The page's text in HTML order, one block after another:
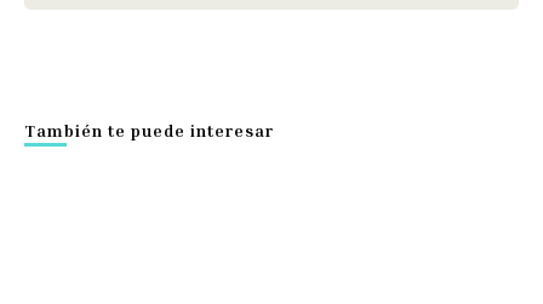
También te puede interesar